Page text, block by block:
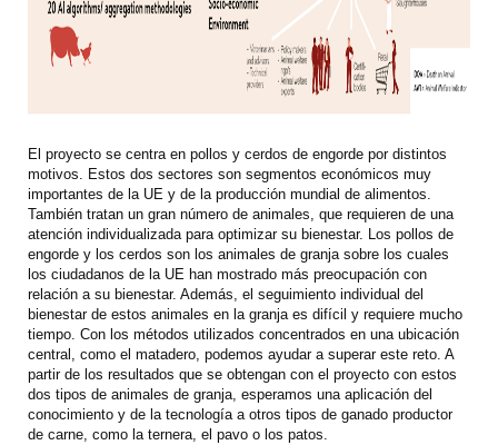
El proyecto se centra en pollos y cerdos de engorde por distintos
motivos. Estos dos sectores son segmentos económicos muy
importantes de la UE y de la producción mundial de alimentos.
También tratan un gran número de animales, que requieren de una
atención individualizada para optimizar su bienestar. Los pollos de
engorde y los cerdos son los animales de granja sobre los cuales
los ciudadanos de la UE han mostrado más preocupación con
relación a su bienestar. Además, el seguimiento individual del
bienestar de estos animales en la granja es difícil y requiere mucho
tiempo. Con los métodos utilizados concentrados en una ubicación
central, como el matadero, podemos ayudar a superar este reto. A
partir de los resultados que se obtengan con el proyecto con estos
dos tipos de animales de granja, esperamos una aplicación del
conocimiento y de la tecnología a otros tipos de ganado productor
de carne, como la ternera, el pavo o los patos.